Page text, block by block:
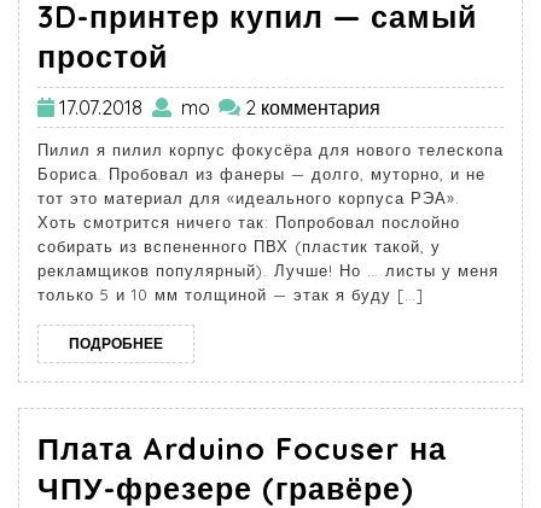
3D-принтер купил — самый
простой
17.07.2018 mo 2 комментария
Пилил я пилил корпус фокусёра для нового телескопа
Бориса. Пробовал из фанеры — долго, муторно, и не
тот это материал для «идеального корпуса РЭА».
Хоть смотрится ничего так: Попробовал послойно
собирать из вспененного ПВХ (пластик такой, у
рекламщиков популярный). Лучше! Но … листы у меня
только 5 и 10 мм толщиной — этак я буду […]
ПОДРОБНЕЕ
Плата Arduino Focuser на
ЧПУ-фрезере (гравёре)